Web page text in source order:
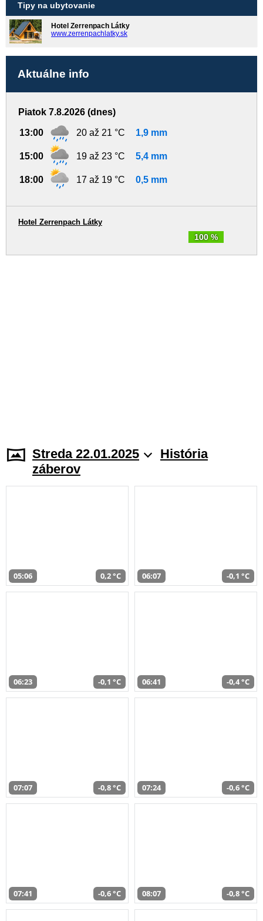
Tipy na ubytovanie
Hotel Zerrenpach Látky
www.zerrenpachlatky.sk
Aktuálne info
Piatok 7.8.2026 (dnes)
13:00 20 až 21 °C 1,9 mm
15:00 19 až 23 °C 5,4 mm
18:00 17 až 19 °C 0,5 mm
100 %
Hotel Zerrenpach Látky
Streda 22.01.2025
História
záberov
05:06 0,2 °C 06:07 -0,1 °C
06:23 -0,1 °C 06:41 -0,4 °C
07:07 -0,8 °C 07:24 -0,6 °C
07:41 -0,6 °C 08:07 -0,8 °C